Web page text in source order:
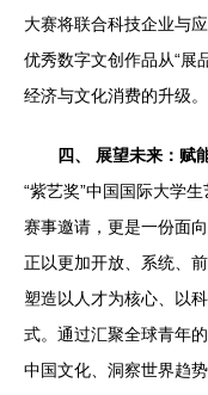
大赛将联合科技企业与
优秀数字文创作品从“展
经济与文化消费的升级。
四、 展望未来：赋
“紫艺奖”中国国际大学
赛事邀请，更是一份面
正以更加开放、系统、
塑造以人才为核心、以
式。通过汇聚全球青年
中国文化、洞察世界趋